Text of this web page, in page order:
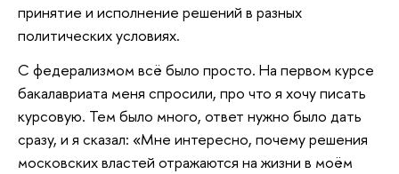
принятие и исполнение решений в разных
политических условиях.
С федерализмом всё было просто. На первом курсе
бакалавриата меня спросили, про что я хочу писать
курсовую. Тем было много, ответ нужно было дать
сразу, и я сказал: «Мне интересно, почему решения
московских властей отражаются на жизни в моём